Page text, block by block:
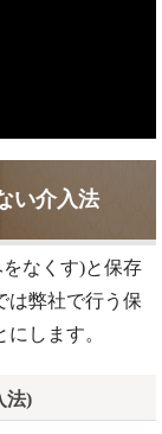
い介入法
なくす)と保存
は弊社で行う保
します。
法)